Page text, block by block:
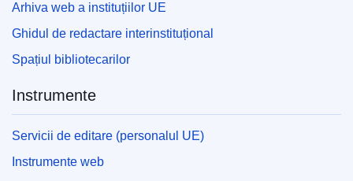
Arhiva web a instituțiilor UE
Ghidul de redactare interinstituțional
Spațiul bibliotecarilor
Instrumente
Servicii de editare (personalul UE)
Instrumente web